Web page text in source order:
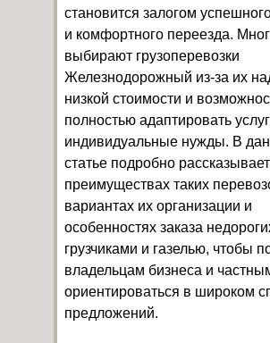
становится залогом
и комфортного переезда.
выбирают грузоперевозки
Железнодорожный из-за их
низкой стоимости и
полностью адаптировать
индивидуальные нужды. В
статье подробно
преимуществах таких
вариантах их организации и
особенностях заказа
грузчиками и газелью, чтобы
владельцам бизнеса и
ориентироваться в широком
предложений.